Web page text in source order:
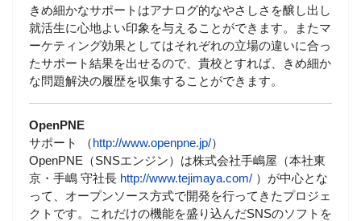
きめ細かなサポートはアナログ的なやさしさを醸し出し
就活生に心地よい印象を与えることができます。またマ
ーケティング効果としてはそれぞれの立場の違いに合っ
たサポート結果を出せるので、貴校とすれば、きめ細か
な問題解決の履歴を収集することができます。
OpenPNE
サポート （http://www.openpne.jp/）
OpenPNE（SNSエンジン）は株式会社手嶋屋（本社東
京・手嶋 守社長 http://www.tejimaya.com/ ）が中心とな
って、オープンソース方式で開発を行ってきたプロジェ
クトです。これだけの機能を盛り込んだSNSのソフトを